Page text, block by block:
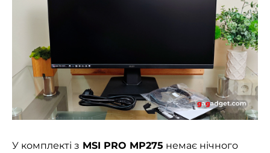
У комплекті з MSI PRO MP275 немає нічного